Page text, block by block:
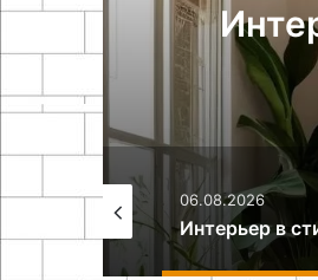
Как сделать камин из картонных коробок своими руками
06.08.2026